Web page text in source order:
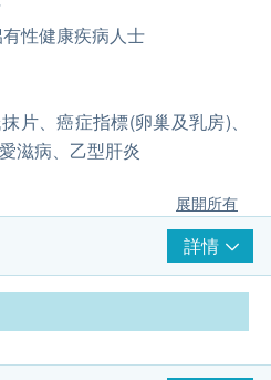
性健康疾病人士
片、癌症指標(卵巢及乳房)、
滋病、乙型肝炎
展開所有
詳情